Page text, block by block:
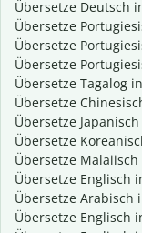
Übersetze Deutsch
Übersetze
Übersetze
Übersetze
Übersetze Tagalog
Übersetze
Übersetze
Übersetze
Übersetze
Übersetze Englisch
Übersetze Arabisch
Übersetze Englisch